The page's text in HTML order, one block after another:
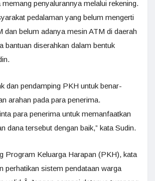
penyalurannya melalui rekening.
pedalaman yang belum mengerti
dan belum adanya mesin ATM di daerah
bantuan diserahkan dalam bentuk
dan pendamping PKH untuk benar-
arahan pada para penerima.
para penerima untuk memanfaatkan
dana tersebut dengan baik,” kata Sudin.
Program Keluarga Harapan (PKH), kata
perhatikan sistem pendataan warga